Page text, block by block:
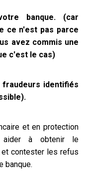
banque. (car
ce n'est pas parce
avez commis une
c'est le cas)
identifiés
et en protection
aider à obtenir le
contester les refus
banque.